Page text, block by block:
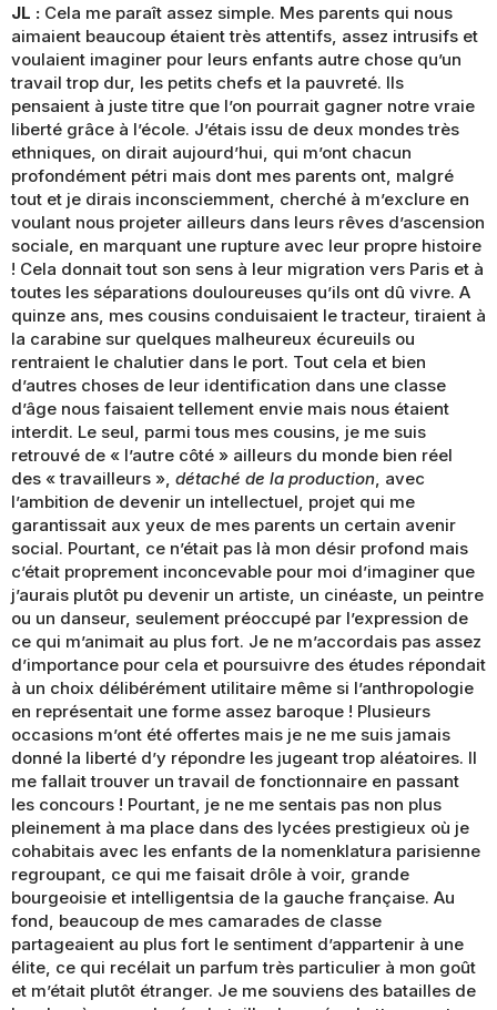
JL : Cela me paraît assez simple. Mes parents qui nous
aimaient beaucoup étaient très attentifs, assez intrusifs et
voulaient imaginer pour leurs enfants autre chose qu’un
travail trop dur, les petits chefs et la pauvreté. Ils
pensaient à juste titre que l’on pourrait gagner notre vraie
liberté grâce à l’école. J’étais issu de deux mondes très
ethniques, on dirait aujourd’hui, qui m’ont chacun
profondément pétri mais dont mes parents ont, malgré
tout et je dirais inconsciemment, cherché à m’exclure en
voulant nous projeter ailleurs dans leurs rêves d’ascension
sociale, en marquant une rupture avec leur propre histoire
! Cela donnait tout son sens à leur migration vers Paris et à
toutes les séparations douloureuses qu’ils ont dû vivre. A
quinze ans, mes cousins conduisaient le tracteur, tiraient à
la carabine sur quelques malheureux écureuils ou
rentraient le chalutier dans le port. Tout cela et bien
d’autres choses de leur identification dans une classe
d’âge nous faisaient tellement envie mais nous étaient
interdit. Le seul, parmi tous mes cousins, je me suis
retrouvé de « l’autre côté » ailleurs du monde bien réel
des « travailleurs », détaché de la production, avec
l’ambition de devenir un intellectuel, projet qui me
garantissait aux yeux de mes parents un certain avenir
social. Pourtant, ce n’était pas là mon désir profond mais
c’était proprement inconcevable pour moi d’imaginer que
j’aurais plutôt pu devenir un artiste, un cinéaste, un peintre
ou un danseur, seulement préoccupé par l’expression de
ce qui m’animait au plus fort. Je ne m’accordais pas assez
d’importance pour cela et poursuivre des études répondait
à un choix délibérément utilitaire même si l’anthropologie
en représentait une forme assez baroque ! Plusieurs
occasions m’ont été offertes mais je ne me suis jamais
donné la liberté d’y répondre les jugeant trop aléatoires. Il
me fallait trouver un travail de fonctionnaire en passant
les concours ! Pourtant, je ne me sentais pas non plus
pleinement à ma place dans des lycées prestigieux où je
cohabitais avec les enfants de la nomenklatura parisienne
regroupant, ce qui me faisait drôle à voir, grande
bourgeoisie et intelligentsia de la gauche française. Au
fond, beaucoup de mes camarades de classe
partageaient au plus fort le sentiment d’appartenir à une
élite, ce qui recélait un parfum très particulier à mon goût
et m’était plutôt étranger. Je me souviens des batailles de